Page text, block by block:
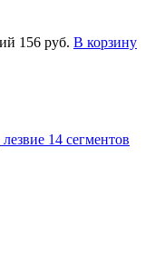
156 руб. В корзину
14 сегментов